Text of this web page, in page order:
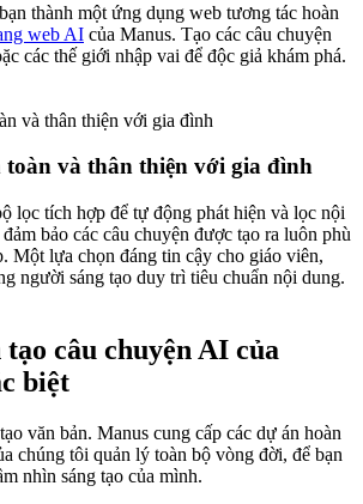
thành một ứng dụng web tương tác hoàn
web AI của Manus. Tạo các câu chuyện
các thế giới nhập vai để độc giả khám phá.
và thân thiện với gia đình
lọc tích hợp để tự động phát hiện và lọc nội
bảo các câu chuyện được tạo ra luôn phù
Một lựa chọn đáng tin cậy cho giáo viên,
người sáng tạo duy trì tiêu chuẩn nội dung.
câu chuyện AI của
biệt
văn bản. Manus cung cấp các dự án hoàn
chúng tôi quản lý toàn bộ vòng đời, để bạn
nhìn sáng tạo của mình.